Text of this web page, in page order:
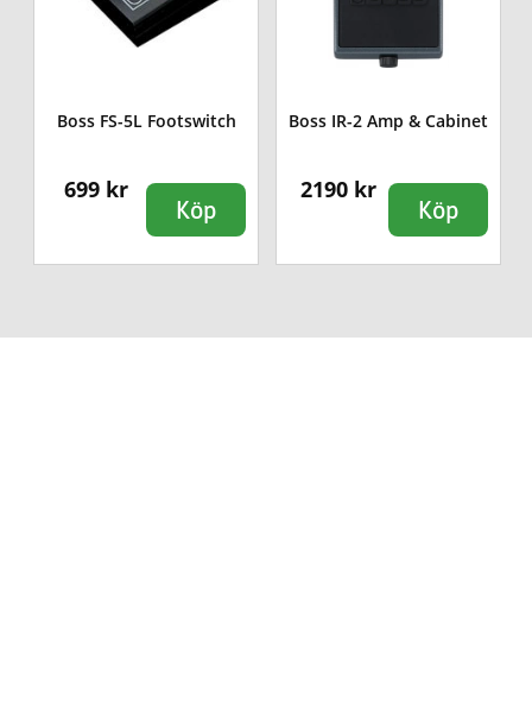
Boss FS-5L Footswitch
699 kr
Köp
Boss IR-2 Amp & Cabinet
2190 kr
Köp